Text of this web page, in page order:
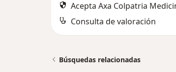
Acepta Axa Colpatria
Consulta de valoración
Búsquedas relacionadas